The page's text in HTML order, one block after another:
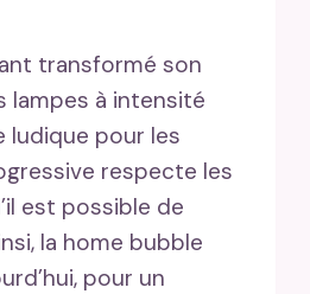
transformé son
lampes à intensité
ludique pour les
respecte les
est possible de
la home bubble
pour un